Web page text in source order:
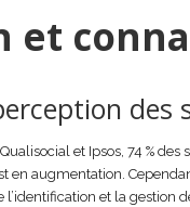
et
des
et Ipsos, 74 %
en augmentation.
et la gestion